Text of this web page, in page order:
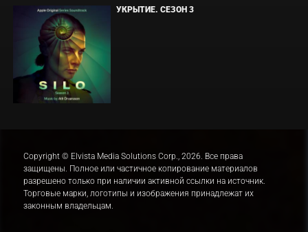
УКРЫТИЕ. СЕЗОН 3
Copyright © Elvista Media Solutions Corp., 2026. Все права
защищены. Полное или частичное копирование материалов
разрешено только при наличии активной ссылки на источник.
Торговые марки, логотипы и изображения принадлежат их
законным владельцам.